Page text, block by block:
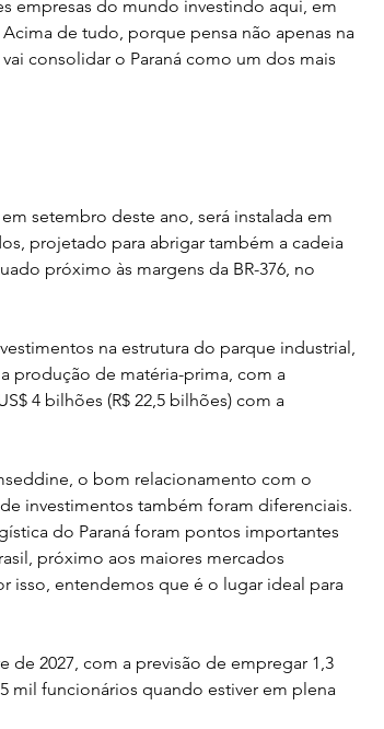
empresas do mundo investindo aqui, em
de tudo, porque pensa não apenas na
consolidar o Paraná como um dos mais
setembro deste ano, será instalada em
projetado para abrigar também a cadeia
próximo às margens da BR-376, no
na estrutura do parque industrial,
produção de matéria-prima, com a
4 bilhões (R$ 22,5 bilhões) com a
o bom relacionamento com o
investimentos também foram diferenciais.
do Paraná foram pontos importantes
próximo aos maiores mercados
isso, entendemos que é o lugar ideal para
2027, com a previsão de empregar 1,3
mil funcionários quando estiver em plena